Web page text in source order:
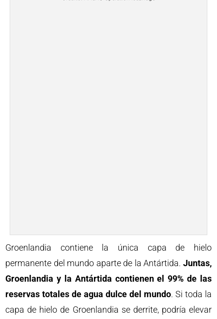
Groenlandia contiene la única capa de hielo
permanente del mundo aparte de la Antártida. Juntas,
Groenlandia y la Antártida contienen el 99% de las
reservas totales de agua dulce del mundo. Si toda la
capa de hielo de Groenlandia se derrite, podría elevar